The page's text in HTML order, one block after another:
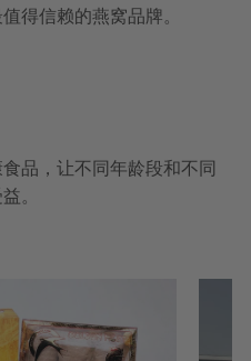
得信赖的燕窝品牌。
品，让不同年龄段和不同
。